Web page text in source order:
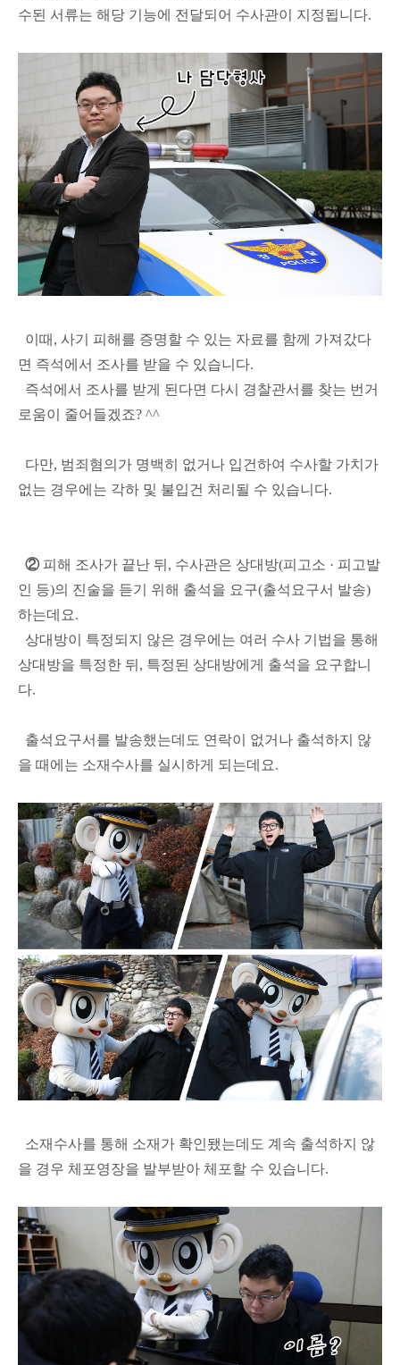
수된 서류는 해당 기능에 전달되어 수사관이 지정됩니다.
이때, 사기 피해를 증명할 수 있는 자료를 함께 가져갔다
면 즉석에서 조사를 받을 수 있습니다.
즉석에서 조사를 받게 된다면 다시 경찰관서를 찾는 번거
로움이 줄어들겠죠? ^^
다만, 범죄혐의가 명백히 없거나 입건하여 수사할 가치가
없는 경우에는 각하 및 불입건 처리될 수 있습니다.
②피해 조사가 끝난 뒤, 수사관은 상대방(피고소 · 피고발
인 등)의 진술을 듣기 위해 출석을 요구(출석요구서 발송)
하는데요.
상대방이 특정되지 않은 경우에는 여러 수사 기법을 통해
상대방을 특정한 뒤, 특정된 상대방에게 출석을 요구합니
다.
출석요구서를 발송했는데도 연락이 없거나 출석하지 않
을 때에는 소재수사를 실시하게 되는데요.
소재수사를 통해 소재가 확인됐는데도 계속 출석하지 않
을 경우 체포영장을 발부받아 체포할 수 있습니다.